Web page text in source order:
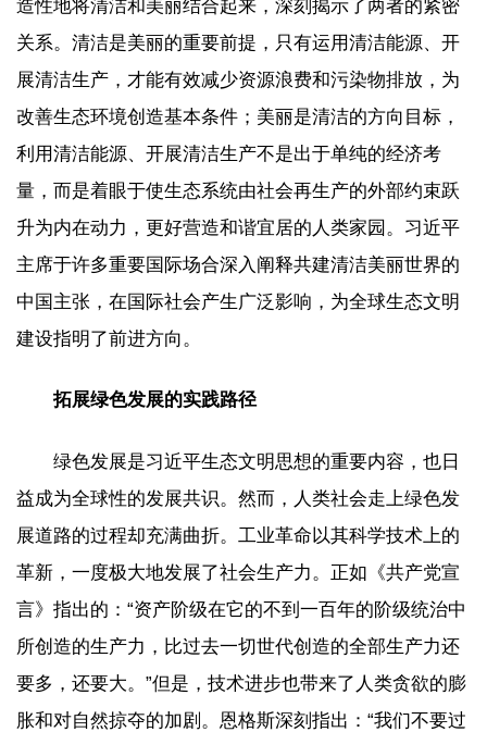
造性地将清洁和美丽结合起来，深刻揭示了两者的紧密
关系。清洁是美丽的重要前提，只有运用清洁能源、开
展清洁生产，才能有效减少资源浪费和污染物排放，为
改善生态环境创造基本条件；美丽是清洁的方向目标，
利用清洁能源、开展清洁生产不是出于单纯的经济考
量，而是着眼于使生态系统由社会再生产的外部约束跃
升为内在动力，更好营造和谐宜居的人类家园。习近平
主席于许多重要国际场合深入阐释共建清洁美丽世界的
中国主张，在国际社会产生广泛影响，为全球生态文明
建设指明了前进方向。
拓展绿色发展的实践路径
绿色发展是习近平生态文明思想的重要内容，也日
益成为全球性的发展共识。然而，人类社会走上绿色发
展道路的过程却充满曲折。工业革命以其科学技术上的
革新，一度极大地发展了社会生产力。正如《共产党宣
言》指出的：“资产阶级在它的不到一百年的阶级统治中
所创造的生产力，比过去一切世代创造的全部生产力还
要多，还要大。”但是，技术进步也带来了人类贪欲的膨
胀和对自然掠夺的加剧。恩格斯深刻指出：“我们不要过